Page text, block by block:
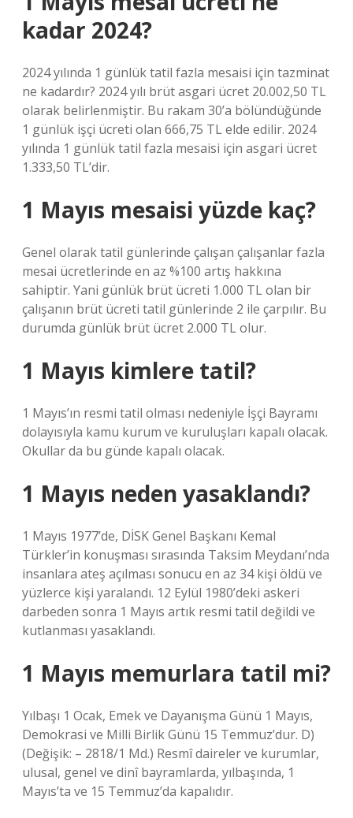
kadar 2024?
2024 yılında 1 günlük tatil fazla mesaisi için tazminat
ne kadardır? 2024 yılı brüt asgari ücret 20.002,50 TL
olarak belirlenmiştir. Bu rakam 30’a bölündüğünde
1 günlük işçi ücreti olan 666,75 TL elde edilir. 2024
yılında 1 günlük tatil fazla mesaisi için asgari ücret
1.333,50 TL’dir.
1 Mayıs mesaisi yüzde kaç?
Genel olarak tatil günlerinde çalışan çalışanlar fazla
mesai ücretlerinde en az %100 artış hakkına
sahiptir. Yani günlük brüt ücreti 1.000 TL olan bir
çalışanın brüt ücreti tatil günlerinde 2 ile çarpılır. Bu
durumda günlük brüt ücret 2.000 TL olur.
1 Mayıs kimlere tatil?
1 Mayıs’ın resmi tatil olması nedeniyle İşçi Bayramı
dolayısıyla kamu kurum ve kuruluşları kapalı olacak.
Okullar da bu günde kapalı olacak.
1 Mayıs neden yasaklandı?
1 Mayıs 1977’de, DİSK Genel Başkanı Kemal
Türkler’in konuşması sırasında Taksim Meydanı’nda
insanlara ateş açılması sonucu en az 34 kişi öldü ve
yüzlerce kişi yaralandı. 12 Eylül 1980’deki askeri
darbeden sonra 1 Mayıs artık resmi tatil değildi ve
kutlanması yasaklandı.
1 Mayıs memurlara tatil mi?
Yılbaşı 1 Ocak, Emek ve Dayanışma Günü 1 Mayıs,
Demokrasi ve Milli Birlik Günü 15 Temmuz’dur. D)
(Değişik: – 2818/1 Md.) Resmî daireler ve kurumlar,
ulusal, genel ve dinî bayramlarda, yılbaşında, 1
Mayıs’ta ve 15 Temmuz’da kapalıdır.